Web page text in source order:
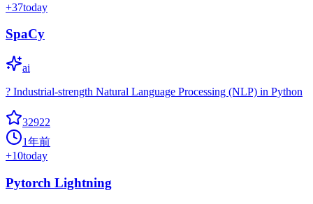
+37today
SpaCy
ai
? Industrial-strength Natural Language Processing (NLP) in Python
32922
1年前
+10today
Pytorch Lightning